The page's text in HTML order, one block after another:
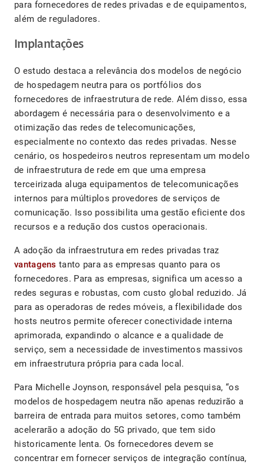
para fornecedores de redes privadas e de equipamentos,
além de reguladores.
Implantações
O estudo destaca a relevância dos modelos de negócio
de hospedagem neutra para os portfólios dos
fornecedores de infraestrutura de rede. Além disso, essa
abordagem é necessária para o desenvolvimento e a
otimização das redes de telecomunicações,
especialmente no contexto das redes privadas. Nesse
cenário, os hospedeiros neutros representam um modelo
de infraestrutura de rede em que uma empresa
terceirizada aluga equipamentos de telecomunicações
internos para múltiplos provedores de serviços de
comunicação. Isso possibilita uma gestão eficiente dos
recursos e a redução dos custos operacionais.
A adoção da infraestrutura em redes privadas traz
vantagens tanto para as empresas quanto para os
fornecedores. Para as empresas, significa um acesso a
redes seguras e robustas, com custo global reduzido. Já
para as operadoras de redes móveis, a flexibilidade dos
hosts neutros permite oferecer conectividade interna
aprimorada, expandindo o alcance e a qualidade de
serviço, sem a necessidade de investimentos massivos
em infraestrutura própria para cada local.
Para Michelle Joynson, responsável pela pesquisa, “os
modelos de hospedagem neutra não apenas reduzirão a
barreira de entrada para muitos setores, como também
acelerarão a adoção do 5G privado, que tem sido
historicamente lenta. Os fornecedores devem se
concentrar em fornecer serviços de integração contínua,